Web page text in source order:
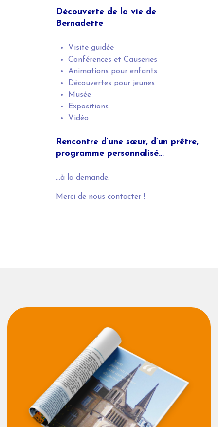
Découverte de la vie de
Bernadette
Visite guidée
Conférences et Causeries
Animations pour enfants
Découvertes pour jeunes
Musée
Expositions
Vidéo
Rencontre d’une sœur, d’un prêtre,
programme personnalisé…
…à la demande.
Merci de nous contacter !